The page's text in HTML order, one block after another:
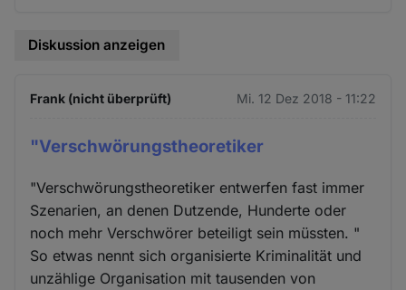
Diskussion anzeigen
Frank (nicht überprüft) Mi. 12 Dez 2018 - 11:22
"Verschwörungstheoretiker
"Verschwörungstheoretiker entwerfen fast immer
Szenarien, an denen Dutzende, Hunderte oder
noch mehr Verschwörer beteiligt sein müssten. "
So etwas nennt sich organisierte Kriminalität und
unzählige Organisation mit tausenden von